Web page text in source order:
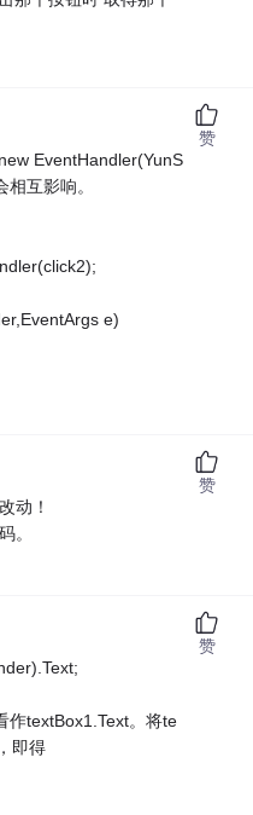
EventHandler(YunS
互影响。
e)
赞
动！
。
赞
作textBox1.Text。将te
即得
赞